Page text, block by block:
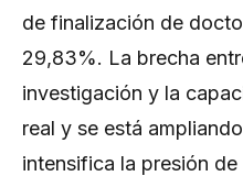
de finalización de
29,83%. La brecha
investigación y la
real y se está
intensifica la presión